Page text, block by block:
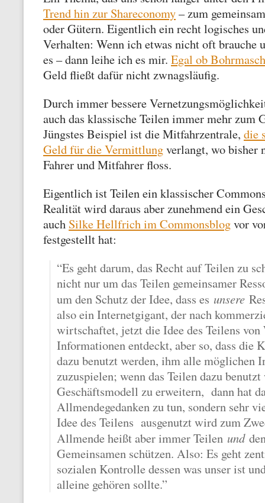
Trend hin zur Shareconomy– zum
oder Gütern. Eigentlich ein recht logisches
Verhalten: Wenn ich etwas nicht oft brauche
es – dann leihe ich es mir. Egal ob
Geld fließt dafür nicht zwnagsläufig.
Durch immer bessere
auch das klassische Teilen immer mehr zum
Jüngstes Beispiel ist die Mitfahrzentrale, die
Geld für die Vermittlungverlangt, wo bisher
Fahrer und Mitfahrer floss.
Eigentlich ist Teilen ein klassischer
Realität wird daraus aber zunehmend ein
auch Silke Hellfrich im Commonsblogvor
festgestellt hat:
“Es geht darum, das Recht auf Teilen zu
nicht nur um das Teilen gemeinsamer
um den Schutz der Idee, dass es unsere
also ein Internetgigant, der nach
wirtschaftet, jetzt die Idee des Teilens von
Informationen entdeckt, aber so, dass die
dazu benutzt werden, ihm alle möglichen
zuzuspielen; wenn das Teilen dazu
Geschäftsmodell zu erweitern, dann hat
Allmendegedanken zu tun, sondern sehr
Idee des Teilens ausgenutzt wird zum
Allmende heißt aber immer Teilen und
Gemeinsamen schützen. Also: Es geht
sozialen Kontrolle dessen was unser ist
alleine gehören sollte.”